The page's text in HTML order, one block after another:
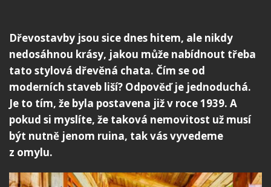
Dřevostavby jsou sice dnes hitem, ale nikdy
nedosáhnou krásy, jakou může nabídnout třeba
tato stylová dřevěná chata. Čím se od
moderních staveb liší? Odpověď je jednoduchá.
Je to tím, že byla postavena již v roce 1939. A
pokud si myslíte, že taková nemovitost už musí
být nutně jenom ruina, tak vás vyvedeme
z omylu.